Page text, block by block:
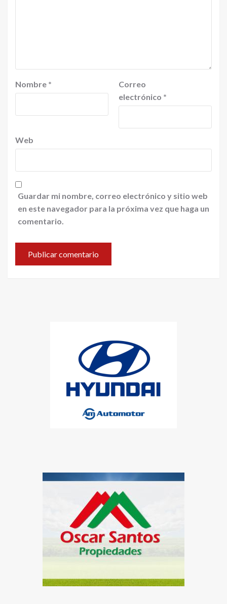
Nombre *
Correo
electrónico *
Web
Guardar mi nombre, correo electrónico y sitio web
en este navegador para la próxima vez que haga un
comentario.